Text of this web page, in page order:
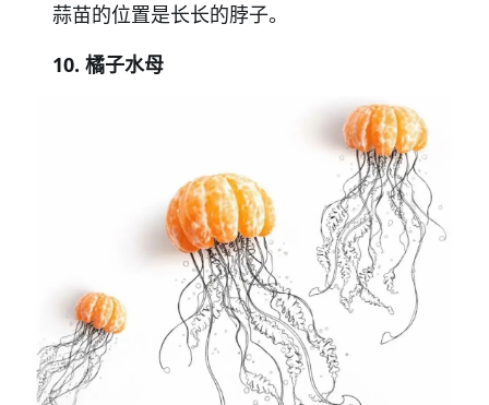
蒜苗的位置是长长的脖子。
10. 橘子水母